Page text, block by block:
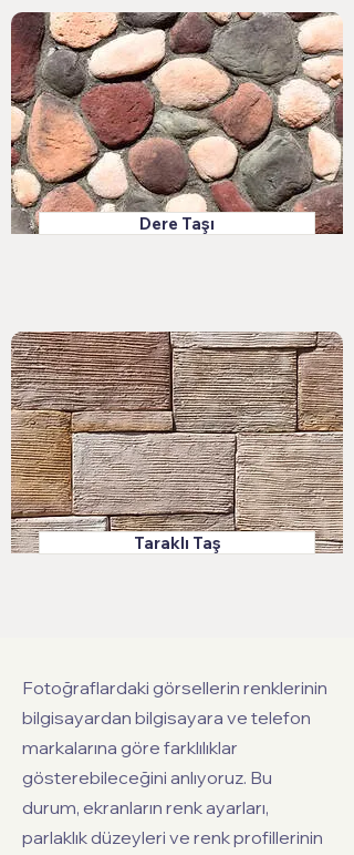
Dere Taşı
Taraklı Taş
Fotoğraflardaki görsellerin renklerinin
bilgisayardan bilgisayara ve telefon
markalarına göre farklılıklar
gösterebileceğini anlıyoruz. Bu
durum, ekranların renk ayarları,
parlaklık düzeyleri ve renk profillerinin